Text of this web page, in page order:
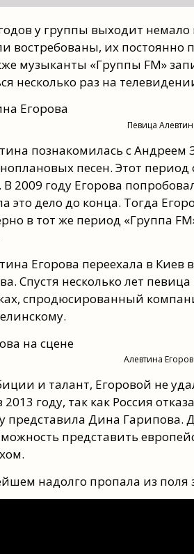
у группы выходит
востребованы, их
музыканты «Группы FM»
несколько раз на
Певица
познакомилась с
песен. Этот
2009 году Егорова
это дело до конца. Тогда
в тот же период «Группа
Егорова переехала в
Спустя несколько лет
спродюсированный
Алевтина
и талант, Егоровой не
году, так как Россия
представила Дина Гарипова.
представить
надолго пропала из поля